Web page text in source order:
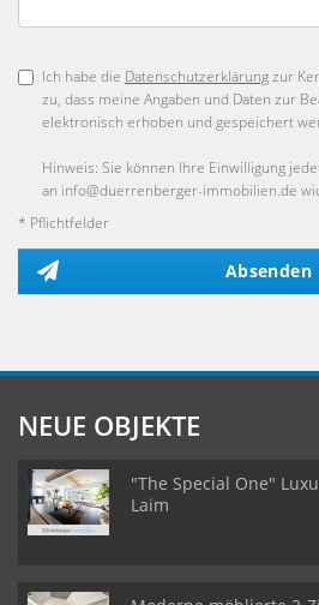
Ich habe die Datenschutzerklärungzur
zu, dass meine Angaben und Daten zur
elektronisch erhoben und gespeichert
Hinweis: Sie können Ihre Einwilligung
an info@duerrenberger-immobilien.de
* Pflichtfelder
Absenden
NEUE OBJEKTE
"The Special One"
Laim